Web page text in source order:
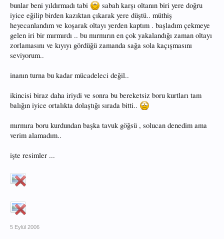
bunlar beni yıldırmadı tabi
sabah karşı oltanın biri yere doğru
iyice eğilip birden kazıktan çıkarak yere düştü.. müthiş
heyecanlandım ve koşarak oltayı yerden kaptım . başladım çekmeye
gelen iri bir mırmırdı .. bu mırmırın en çok yakalandığı zaman oltayı
zorlamasını ve kıyıyı gördüğü zamanda sağa sola kaçışmasını
seviyorum..
inanın turna bu kadar mücadeleci değil..
ikincisi biraz daha iriydi ve sonra bu bereketsiz boru kurtları tam
balığın iyice ortalıkta dolaştığı sırada bitti..
mırmıra boru kurdundan başka tavuk göğsü , solucan denedim ama
verim alamadım..
işte resimler ...
5 Eylül 2006